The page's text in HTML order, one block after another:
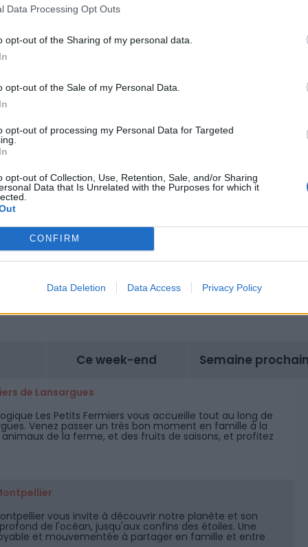
Data Processing Opt Outs
opt-out of the Sharing of my personal data.
opt-out of the Sale of my Personal Data.
opt-out of processing my Personal Data for Targeted
opt-out of Collection, Use, Retention, Sale, and/or Sharing
Data that Is Unrelated with the Purposes for which it
CONFIRM
Data Deletion Data Access Privacy Policy
AFFICHER LA CARTE
,Figuerolles,fete traditionnelle,que faire à Montpellier ce week
Ce week-end Semaine
de Lansargues
Les Petits Fermiers vous accueille tout au long de
Venez passer un très bon moment en famille à la
de la ferme, et des fruits de saisons, et profitez
vous invite à découvrir notre planète et son
de l'océan, jusqu'aux confins des étoiles. Une
et mouvementée à partager en famille et entre